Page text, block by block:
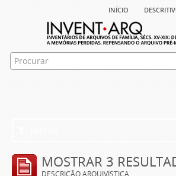
início
MOSTRAR 3
DESCRIÇÃO ARQUIVÍSTICA